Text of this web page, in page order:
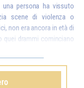
una persona ha vissuto
scene di violenza o
non era ancora in età di
quei drammi cominciano
lo si comprenda, tutto
Perciò, anche se non
che è il sorgere del sole,